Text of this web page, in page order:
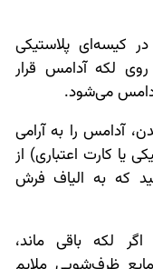
کیسه‌ای پلاستیکی
لکه آدامس قرار
می‌شود.
آدامس را به آرامی
یا کارت اعتباری) از
که به الیاف فرش
لکه باقی ماند،